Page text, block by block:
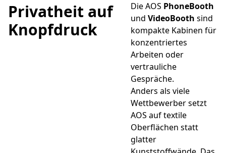
Privatheit auf
Knopfdruck
Die AOS PhoneBooth
und VideoBooth sind
kompakte Kabinen für
konzentriertes
Arbeiten oder
vertrauliche
Gespräche.
Anders als viele
Wettbewerber setzt
AOS auf textile
Oberflächen statt
glatter